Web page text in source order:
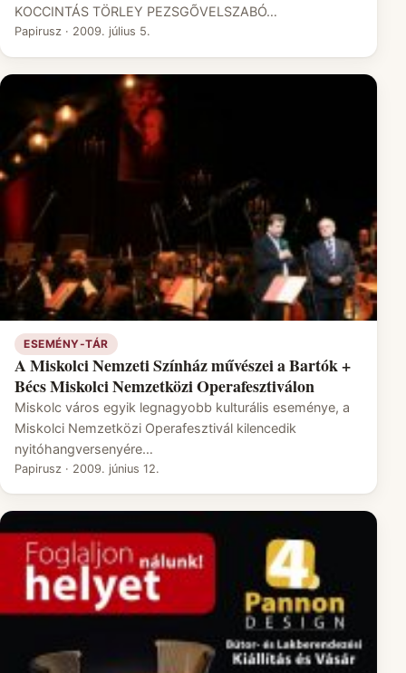
KOCCINTÁS TÖRLEY PEZSGÕVELSZABÓ…
Papirusz · 2009. július 5.
ESEMÉNY-TÁR
A Miskolci Nemzeti Színház művészei a Bartók +
Bécs Miskolci Nemzetközi Operafesztiválon
Miskolc város egyik legnagyobb kulturális eseménye, a
Miskolci Nemzetközi Operafesztivál kilencedik
nyitóhangversenyére…
Papirusz · 2009. június 12.